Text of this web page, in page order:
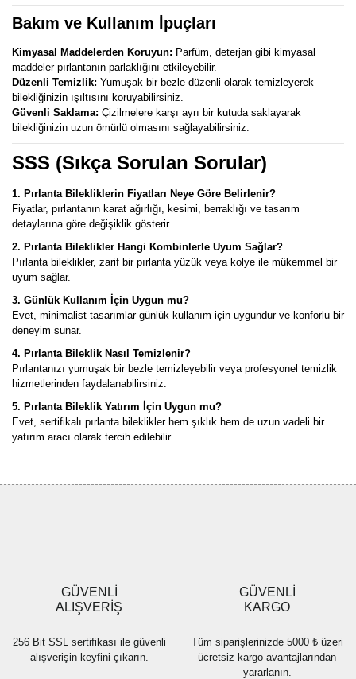
Bakım ve Kullanım İpuçları
Kimyasal Maddelerden Koruyun: Parfüm, deterjan gibi kimyasal
maddeler pırlantanın parlaklığını etkileyebilir.
Düzenli Temizlik: Yumuşak bir bezle düzenli olarak temizleyerek
bilekliğinizin ışıltısını koruyabilirsiniz.
Güvenli Saklama: Çizilmelere karşı ayrı bir kutuda saklayarak
bilekliğinizin uzun ömürlü olmasını sağlayabilirsiniz.
SSS (Sıkça Sorulan Sorular)
1. Pırlanta Bilekliklerin Fiyatları Neye Göre Belirlenir?
Fiyatlar, pırlantanın karat ağırlığı, kesimi, berraklığı ve tasarım
detaylarına göre değişiklik gösterir.
2. Pırlanta Bileklikler Hangi Kombinlerle Uyum Sağlar?
Pırlanta bileklikler, zarif bir pırlanta yüzük veya kolye ile mükemmel bir
uyum sağlar.
3. Günlük Kullanım İçin Uygun mu?
Evet, minimalist tasarımlar günlük kullanım için uygundur ve konforlu bir
deneyim sunar.
4. Pırlanta Bileklik Nasıl Temizlenir?
Pırlantanızı yumuşak bir bezle temizleyebilir veya profesyonel temizlik
hizmetlerinden faydalanabilirsiniz.
5. Pırlanta Bileklik Yatırım İçin Uygun mu?
Evet, sertifikalı pırlanta bileklikler hem şıklık hem de uzun vadeli bir
yatırım aracı olarak tercih edilebilir.
GÜVENLİ
ALIŞVERİŞ
256 Bit SSL sertifikası ile güvenli
alışverişin keyfini çıkarın.
GÜVENLİ
KARGO
Tüm siparişlerinizde 5000 ₺ üzeri
ücretsiz kargo avantajlarından
yararlanın.